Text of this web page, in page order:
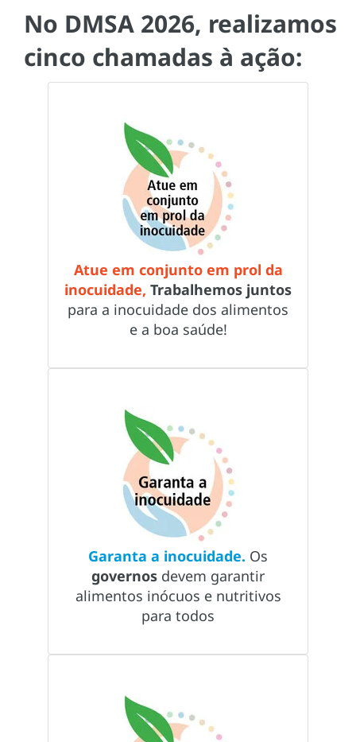
No DMSA 2026, realizamos
cinco chamadas à ação:
Atue em conjunto em prol da
inocuidade, Trabalhemos juntos
para a inocuidade dos alimentos
e a boa saúde!
Garanta a inocuidade. Os
governos devem garantir
alimentos inócuos e nutritivos
para todos